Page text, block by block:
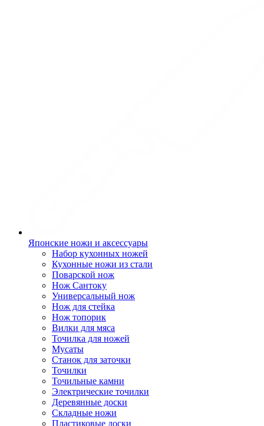
Японские ножи и аксессуары
Набор кухонных ножей
Кухонные ножи из стали
Поварской нож
Нож Сантоку
Универсальный нож
Нож для стейка
Нож топорик
Вилки для мяса
Точилка для ножей
Мусаты
Станок для заточки
Точилки
Точильные камни
Электрические точилки
Деревянные доски
Складные ножи
Пластиковые доски